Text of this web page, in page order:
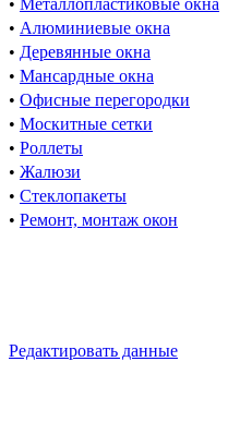
• Металлопластиковые окна
• Алюминиевые окна
• Деревянные окна
• Мансардные окна
• Офисные перегородки
• Москитные сетки
• Роллеты
• Жалюзи
• Стеклопакеты
• Ремонт, монтаж окон
Редактировать данные